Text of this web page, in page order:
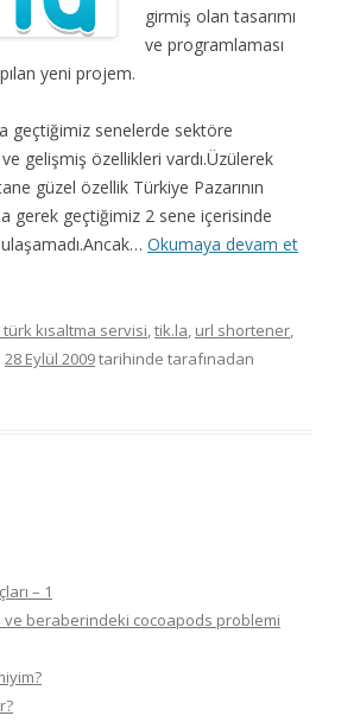
girmiş olan tasarımı
ve programlaması
yeni projem.
geçtiğimiz senelerde sektöre
gelişmiş özellikleri vardı.Üzülerek
güzel özellik Türkiye Pazarının
gerek geçtiğimiz 2 sene içerisinde
Okumaya devam et
türk kısaltma servisi,tik.la, url shortener,
28 Eylül 2009tarihinde tarafınadan
– 1
ve beraberindeki cocoapods problemi